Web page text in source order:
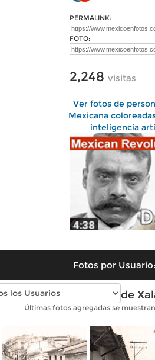
PERMALINK:
FOTO:
2,248 visitas
Ver fotos de
Mexicana
inteligencia
Fotos por Usuario:
Fotos antiguas de
Últimas fotos agregadas se